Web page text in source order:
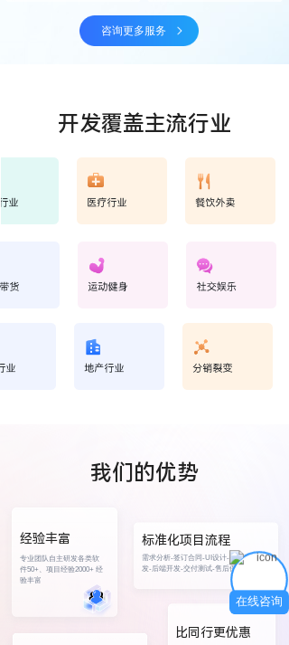
咨询更多服务
内容
开发覆盖主流行业
我们的优势
比同行更优惠
经验丰富
专业团队自主研发各类软
件50+、项目经验2000+ 经
验丰富
标准化项目流程
需求分析-签订合同-UI设计-前端开
发-后端开发-交付测试-售后保障
在线咨询